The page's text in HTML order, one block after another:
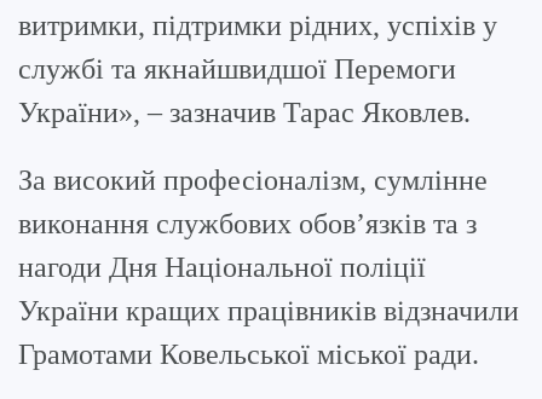
витримки, підтримки рідних, успіхів у
службі та якнайшвидшої Перемоги
України», – зазначив Тарас Яковлев.
За високий професіоналізм, сумлінне
виконання службових обов’язків та з
нагоди Дня Національної поліції
України кращих працівників відзначили
Грамотами Ковельської міської ради.